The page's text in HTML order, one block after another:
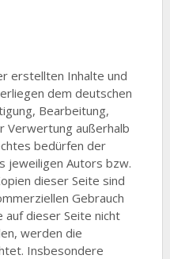
erstellten Inhalte und
dem deutschen
Bearbeitung,
Verwertung außerhalb
bedürfen der
jeweiligen Autors bzw.
dieser Seite sind
Gebrauch
dieser Seite nicht
werden die
Insbesondere